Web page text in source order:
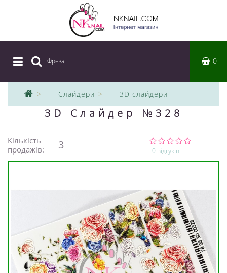
Фреза 0
Слайдери 3D слайдери
3D Слайдер №328
Кількість
продажів:
3 0 відгуків